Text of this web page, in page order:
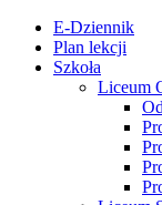
E-Dziennik
Plan lekcji
Szkoła
Liceum